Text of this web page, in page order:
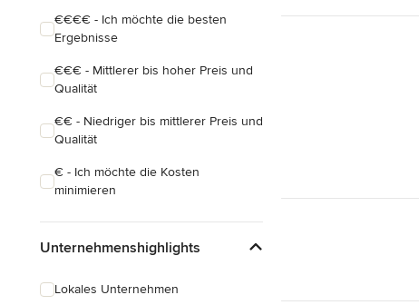
€€€€ - Ich möchte die besten
Ergebnisse
€€€ - Mittlerer bis hoher Preis und
Qualität
€€ - Niedriger bis mittlerer Preis und
Qualität
€ - Ich möchte die Kosten
minimieren
Unternehmenshighlights
Lokales Unternehmen